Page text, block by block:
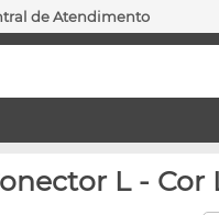
de Atendimento
L -